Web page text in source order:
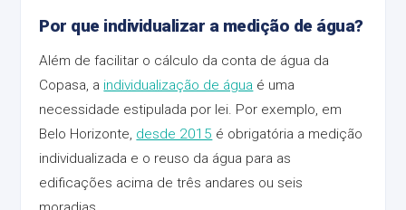
Por que individualizar a medição de água?
Além de facilitar o cálculo da conta de água da
Copasa, a individualização de água é uma
necessidade estipulada por lei. Por exemplo, em
Belo Horizonte, desde 2015 é obrigatória a medição
individualizada e o reuso da água para as
edificações acima de três andares ou seis